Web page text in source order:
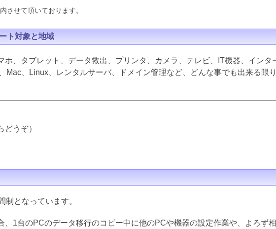
させて頂いております。
ト対象と地域
ホ、タブレット、データ救出、プリンタ、カメラ、テレビ、IT機器、インタ
Mac、Linux、レンタルサーバ、ドメイン管理など、どんな事でも出来る限
どうぞ）
制となっています。
、1台のPCのデータ移行のコピー中に他のPCや機器の設定作業や、よろず